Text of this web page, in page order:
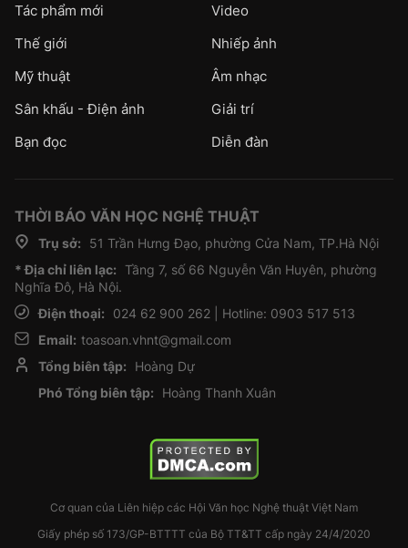
Tác phẩm mới
Video
Thế giới
Nhiếp ảnh
Mỹ thuật
Âm nhạc
Sân khấu - Điện ảnh
Giải trí
Bạn đọc
Diễn đàn
THỜI BÁO VĂN HỌC NGHỆ THUẬT
Trụ sở:
51 Trần Hưng Đạo, phường Cửa Nam, TP.Hà Nội
* Địa chỉ liên lạc: Tầng 7, số 66 Nguyễn Văn Huyên, phường
Nghĩa Đô, Hà Nội.
Điện thoại:
024 62 900 262 | Hotline: 0903 517 513
Email: toasoan.vhnt@gmail.com
Tổng biên tập:
Hoàng Dự
Phó Tổng biên tập:
Hoàng Thanh Xuân
Cơ quan của Liên hiệp các Hội Văn học Nghệ thuật Việt Nam
Giấy phép số 173/GP-BTTTT của Bộ TT&TT cấp ngày 24/4/2020